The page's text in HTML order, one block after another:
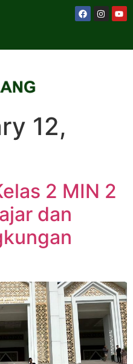
12,
2 MIN 2
dan